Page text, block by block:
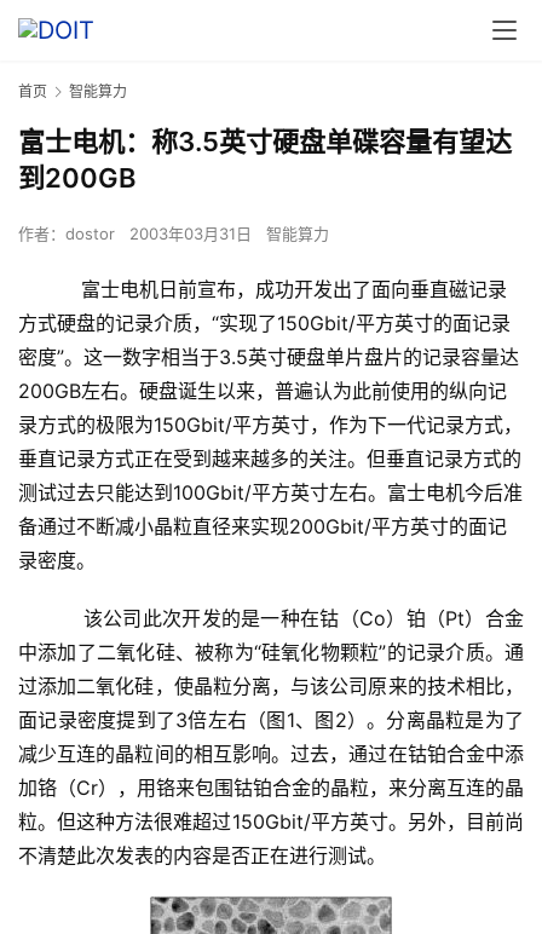
首页 智能算力
富士电机：称3.5英寸硬盘单碟容量有望达
到200GB
作者： dostor 2003年03月31日 智能算力
富士电机日前宣布，成功开发出了面向垂直磁记录
方式硬盘的记录介质，“实现了150Gbit/平方英寸的面记录
密度”。这一数字相当于3.5英寸硬盘单片盘片的记录容量达
200GB左右。硬盘诞生以来，普遍认为此前使用的纵向记
录方式的极限为150Gbit/平方英寸，作为下一代记录方式，
垂直记录方式正在受到越来越多的关注。但垂直记录方式的
测试过去只能达到100Gbit/平方英寸左右。富士电机今后准
备通过不断减小晶粒直径来实现200Gbit/平方英寸的面记
录密度。
该公司此次开发的是一种在钴（Co）铂（Pt）合金
中添加了二氧化硅、被称为“硅氧化物颗粒”的记录介质。通
过添加二氧化硅，使晶粒分离，与该公司原来的技术相比，
面记录密度提到了3倍左右（图1、图2）。分离晶粒是为了
减少互连的晶粒间的相互影响。过去，通过在钴铂合金中添
加铬（Cr），用铬来包围钴铂合金的晶粒，来分离互连的晶
粒。但这种方法很难超过150Gbit/平方英寸。另外，目前尚
不清楚此次发表的内容是否正在进行测试。